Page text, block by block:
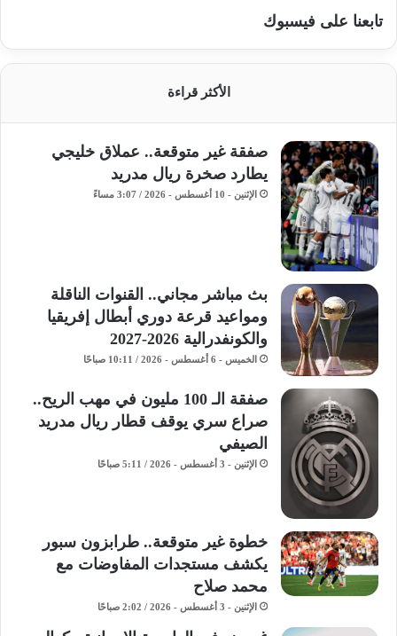
تابعنا على فيسبوك
الأكثر قراءة
صفقة غير متوقعة.. عملاق خليجي
يطارد صخرة ريال مدريد
الإثنين - 10 أغسطس - 2026 / 3:07 مساءً
بث مباشر مجاني.. القنوات الناقلة
ومواعيد قرعة دوري أبطال إفريقيا
والكونفدرالية 2026-2027
الخميس - 6 أغسطس - 2026 / 10:11 صباحًا
صفقة الـ 100 مليون في مهب الريح..
صراع سري يوقف قطار ريال مدريد
الصيفي
الإثنين - 3 أغسطس - 2026 / 5:11 صباحًا
خطوة غير متوقعة.. طرابزون سبور
يكشف مستجدات المفاوضات مع
محمد صلاح
الإثنين - 3 أغسطس - 2026 / 2:02 صباحًا